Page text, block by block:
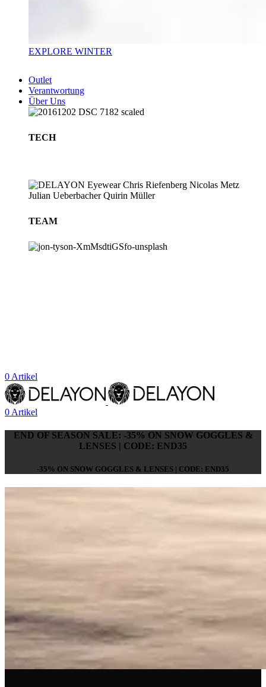
EXPLORE WINTER
Outlet
Verantwortung
Über Uns
TECH
TEAM
0 Artikel
0 Artikel
END OF SEASON SALE: -35% ON SNOW GOGGLES &
LENSES | CODE: END35
-35% ON SNOW GOGGLES & LENSES | CODE: END35